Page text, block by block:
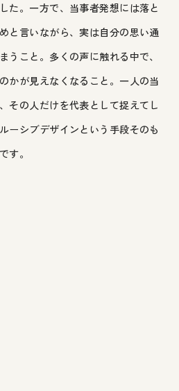
た。一方で、当事者発想には落と
と言いながら、実は自分の思い通
うこと。多くの声に触れる中で、
かが見えなくなること。一人の当
その人だけを代表として捉えてし
ーシブデザインという手段そのも
す。